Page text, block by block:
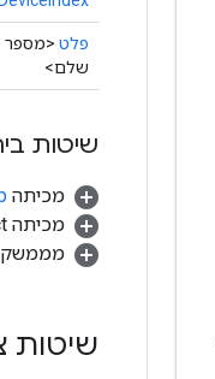
פלט <מספר
שלם>
שיטות
מכיתה
מכיתה java.lang.Object
מממשק
שיטות